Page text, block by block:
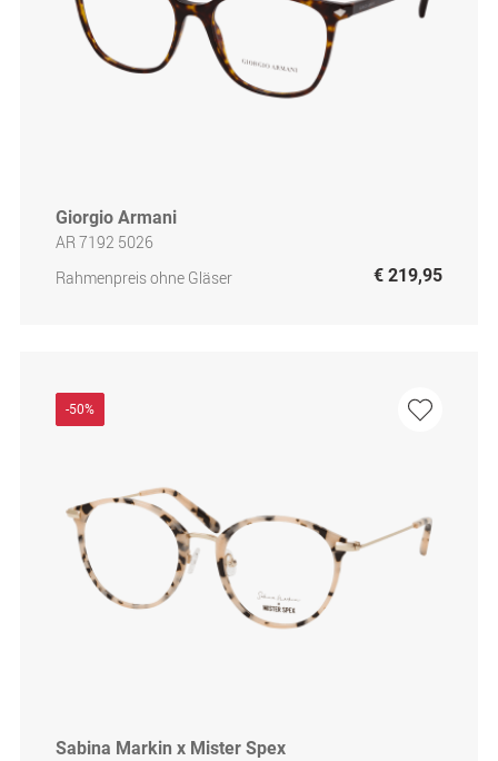
Giorgio Armani
AR 7192 5026
Rahmenpreis ohne Gläser
€ 219,95
-50%
Sabina Markin x Mister Spex